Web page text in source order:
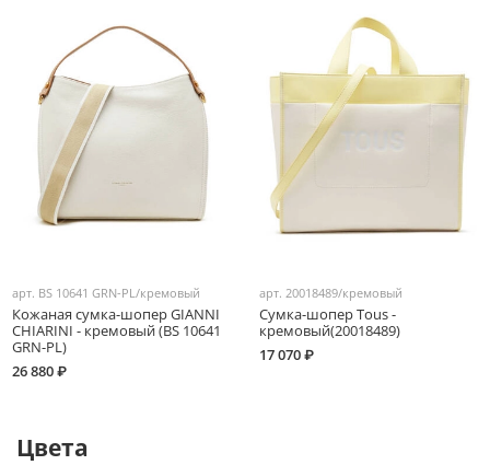
арт. BS 10641 GRN-PL/кремовый
Кожаная сумка-шопер GIANNI
CHIARINI - кремовый (BS 10641
GRN-PL)
26 880 ₽
арт. 20018489/кремовый
Сумка-шопер Tous -
кремовый(20018489)
17 070 ₽
Цвета